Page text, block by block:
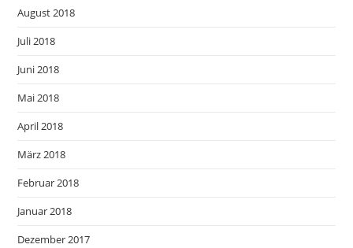
August 2018
Juli 2018
Juni 2018
Mai 2018
April 2018
März 2018
Februar 2018
Januar 2018
Dezember 2017